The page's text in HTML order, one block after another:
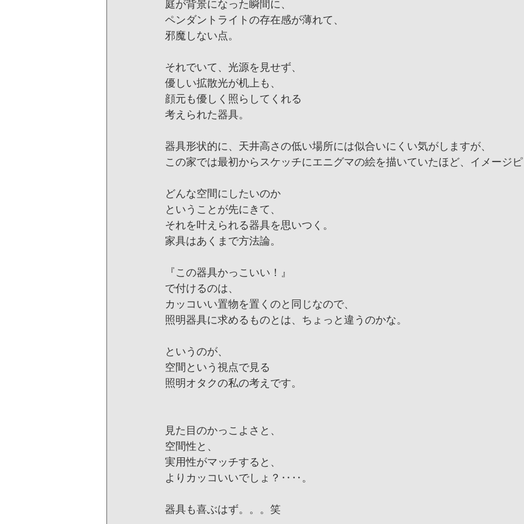
庭が背景になった瞬間に、
ペンダントライトの存在感が薄れて、
邪魔しない点。
それでいて、光源を見せず、
優しい拡散光が机上も、
顔元も優しく照らしてくれる
考えられた器具。
器具形状的に、天井高さの低い場所には似合いにくい気がしますが、
この家では最初からスケッチにエニグマの絵を描いていたほど、イメージ
どんな空間にしたいのか
ということが先にきて、
それを叶えられる器具を思いつく。
家具はあくまで方法論。
『この器具かっこいい！』
で付けるのは、
カッコいい置物を置くのと同じなので、
照明器具に求めるものとは、ちょっと違うのかな。
というのが、
空間という視点で見る
照明オタクの私の考えです。
見た目のかっこよさと、
空間性と、
実用性がマッチすると、
よりカッコいいでしょ？‥‥。
器具も喜ぶはず。。。笑